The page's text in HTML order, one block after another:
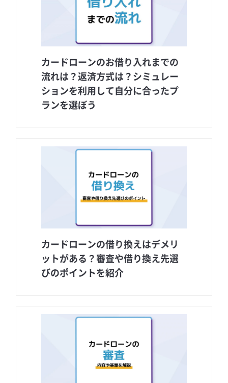
カードローンのお借り入れまでの
流れは？返済方式は？シミュレー
ションを利用して自分に合ったプ
ランを選ぼう
カードローンの借り換えはデメリ
ットがある？審査や借り換え先選
びのポイントを紹介